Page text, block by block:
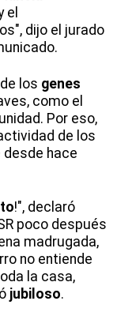
el
dijo el jurado
de los genes
como el
Por eso,
de los
hace
!", declaró
poco después
madrugada,
no entiende
la casa,
jubiloso.